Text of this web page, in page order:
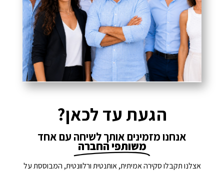
הגעת עד לכאן?
אנחנו מזמינים אותך לשיחה עם אחד
משותפי החברה
אצלנו תקבלו סקירה אמיתית, אותנטית ורלוונטית, המבוססת על